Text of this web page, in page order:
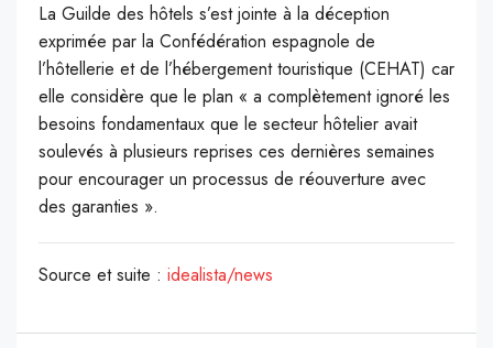
La Guilde des hôtels s’est jointe à la déception
exprimée par la Confédération espagnole de
l’hôtellerie et de l’hébergement touristique (CEHAT) car
elle considère que le plan « a complètement ignoré les
besoins fondamentaux que le secteur hôtelier avait
soulevés à plusieurs reprises ces dernières semaines
pour encourager un processus de réouverture avec
des garanties ».
Source et suite : idealista/news